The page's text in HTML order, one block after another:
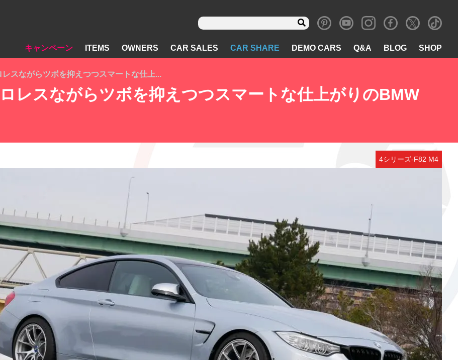
キャンペーン ITEMS OWNERS CAR SALES CAR SHARE DEMO CARS Q&A BLOG SHOP
レスながらツボを抑えつつスマートな仕上...
レスながらツボを抑えつつスマートな仕上がりのBMW
4シリーズ-F82 M4